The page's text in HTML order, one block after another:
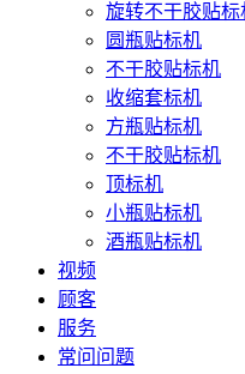
旋转不干胶贴标
圆瓶贴标机
不干胶贴标机
收缩套标机
方瓶贴标机
不干胶贴标机
顶标机
小瓶贴标机
酒瓶贴标机
视频
顾客
服务
常问问题